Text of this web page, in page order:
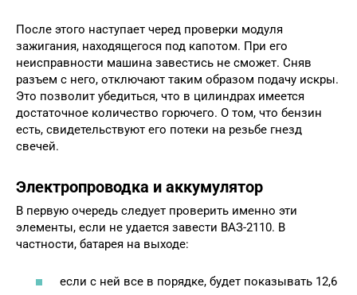
После этого наступает черед проверки модуля
зажигания, находящегося под капотом. При его
неисправности машина завестись не сможет. Сняв
разъем с него, отключают таким образом подачу искры.
Это позволит убедиться, что в цилиндрах имеется
достаточное количество горючего. О том, что бензин
есть, свидетельствуют его потеки на резьбе гнезд
свечей.
Электропроводка и аккумулятор
В первую очередь следует проверить именно эти
элементы, если не удается завести ВАЗ-2110. В
частности, батарея на выходе:
если с ней все в порядке, будет показывать 12,6